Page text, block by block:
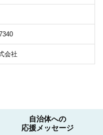
会社
自治体への
応援メッセージ